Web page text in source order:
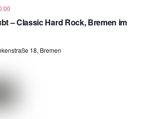
– Classic Hard Rock, Bremen im
18, Bremen